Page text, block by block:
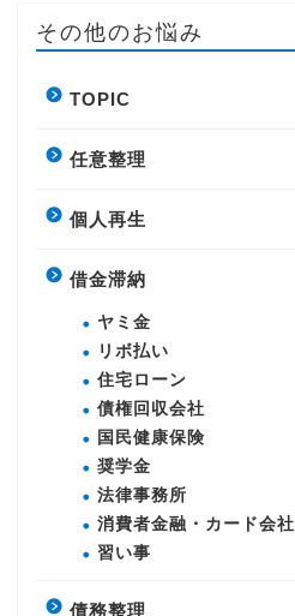
その他のお悩み
TOPIC
任意整理
個人再生
借金滞納
ヤミ金
リボ払い
住宅ローン
債権回収会社
国民健康保険
奨学金
法律事務所
消費者金融・カード会社
習い事
債務整理